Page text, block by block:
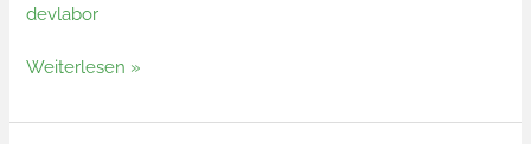
devlabor
6
Weiterlesen »